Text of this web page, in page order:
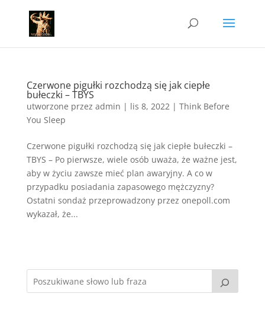
Czerwone pigułki rozchodzą się jak ciepłe
bułeczki – TBYS
utworzone przez admin | lis 8, 2022| Think Before
You Sleep
Czerwone pigułki rozchodzą się jak ciepłe bułeczki –
TBYS – Po pierwsze, wiele osób uważa, że ważne jest,
aby w życiu zawsze mieć plan awaryjny. A co w
przypadku posiadania zapasowego mężczyzny?
Ostatni sondaż przeprowadzony przez onepoll.com
wykazał, że...